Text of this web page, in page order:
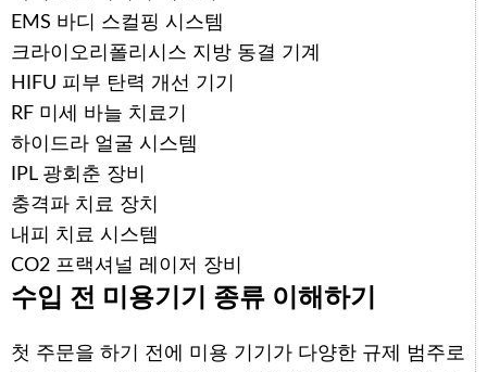
EMS 바디 스컬핑 시스템
크라이오리폴리시스 지방 동결 기계
HIFU 피부 탄력 개선 기기
RF 미세 바늘 치료기
하이드라 얼굴 시스템
IPL 광회춘 장비
충격파 치료 장치
내피 치료 시스템
CO2 프랙셔널 레이저 장비
수입 전 미용기기 종류 이해하기
첫 주문을 하기 전에 미용 기기가 다양한 규제 범주로